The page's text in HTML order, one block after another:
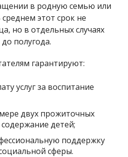
в родную семью или
этот срок не
но в отдельных случаях
полугода.
гарантируют:
услуг за воспитание
двух прожиточных
детей;
поддержку
сферы.